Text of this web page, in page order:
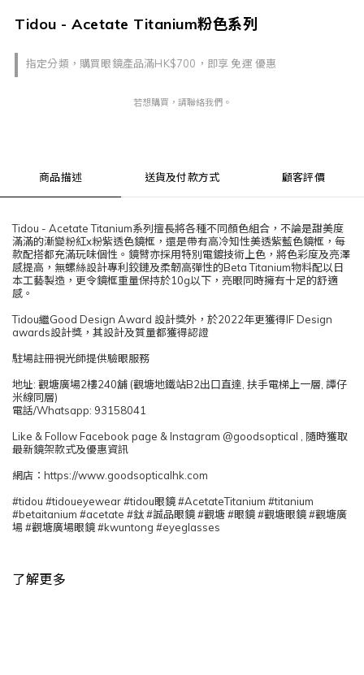
Tidou - Acetate Titanium粉色系列
指定分類，購買眼鏡產品滿HK$700，即享 免運 優惠
若想購買，請聯絡我們。
商品描述 送貨及付款方式 顧客評價
Tidou - Acetate Titanium系列擅長將各種不同顏色組合，不論是甜美度
滿滿的漸變粉紅x粉紫透色鏡框，還是帶有高冷知性美透紫藍色鏡框，每
款配搭都充滿玩味個性。鏡臂亦採用特別電鍍技術上色，將色彩度及亮澤
感提高，無螺絲設計專利鉸鏈及柔韌高彈性的Beta Titanium物料配以日
本工藝製造，更令鏡框重量保持於10g以下，亮眼同時擁有十足的舒適
感。
Tidou繼Good Design Award 設計獎外，於2022年更獲得IF Design
awards設計獎，其設計及質量都獲得認證
駐場註冊視光師提供驗眼服務
地址: 觀塘廣場2樓240舖 (觀塘地鐵站B2出口直達, 扶手電梯上一層, 譚仔
米線同層)
電話/Whatsapp: 93158041
Like & Follow Facebook page & Instagram @goodsoptical , 隨時獲取
最新鏡架款式及優惠資訊
網店：https://www.goodsopticalhk.com
#tidou #tidoueyewear #tidou眼鏡 #AcetateTitanium #titanium
#betaitanium #acetate #鈦 #誠品眼鏡 #觀塘 #眼鏡 #觀塘眼鏡 #觀塘廣
場 #觀塘廣場眼鏡 #kwuntong #eyeglasses
了解更多